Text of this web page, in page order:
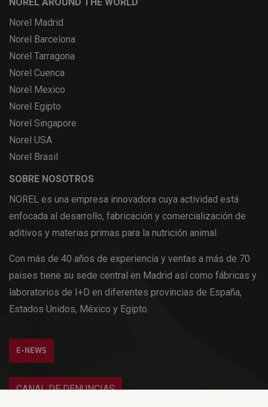
NOREL AROUND THE WORLD
Norel Madrid
Norel Barcelona
Norel Tarragona
Norel Cuenca
Norel Mexico
Norel Egipto
Norel Singapore
Norel USA
Norel Brasil
SOBRE NOSOTROS
NOREL es una empresa innovadora cuya actividad está
enfocada al desarrollo, fabricación y comercialización de
aditivos y materias primas para la nutrición animal.
Con más de 40 años de experiencia y ventas a más de 70
países tiene su sede central en Madrid así como fábricas y
laboratorios de I+D en diferentes provincias de España,
Estados Unidos, México y Egipto.
E-NEWS
CANAL DE DENUNCIAS